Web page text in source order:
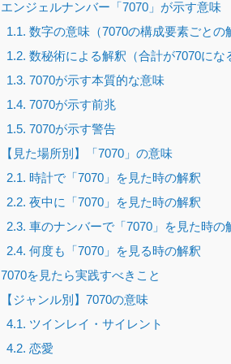
エンジェルナンバー「7070」が示す意味
1.1. 数字の意味（7070の構成要素ごとの
1.2. 数秘術による解釈（合計が7070にな
1.3. 7070が示す本質的な意味
1.4. 7070が示す前兆
1.5. 7070が示す警告
【見た場所別】「7070」の意味
2.1. 時計で「7070」を見た時の解釈
2.2. 夜中に「7070」を見た時の解釈
2.3. 車のナンバーで「7070」を見た時の
2.4. 何度も「7070」を見る時の解釈
7070を見たら実践すべきこと
【ジャンル別】7070の意味
4.1. ツインレイ・サイレント
4.2. 恋愛